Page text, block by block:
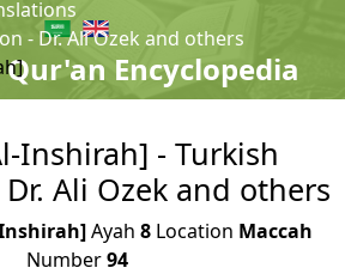
Encyclopedia
- Dr. Ali Ozek and others
Inshirah] - Turkish
Ali Ozek and others
Ayah 8Location Maccah
Number94